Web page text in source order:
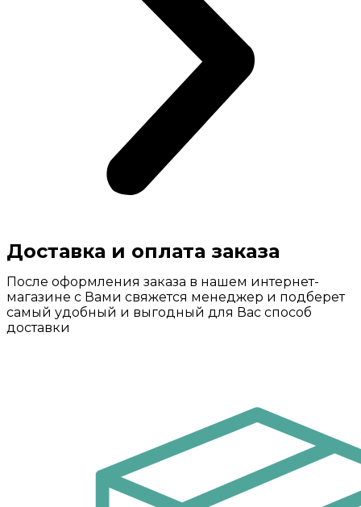
Доставка и оплата заказа
После оформления заказа в нашем интернет-
магазине с Вами свяжется менеджер и подберет
самый удобный и выгодный для Вас способ
доставки